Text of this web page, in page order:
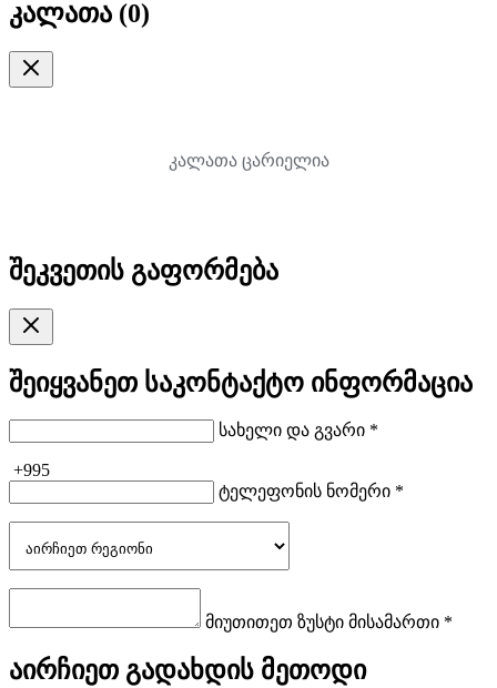
კალათა (0)
კალათა ცარიელია
შეკვეთის გაფორმება
შეიყვანეთ საკონტაქტო ინფორმაცია
სახელი და გვარი *
+995
ტელეფონის ნომერი *
მიუთითეთ ზუსტი მისამართი *
აირჩიეთ გადახდის მეთოდი